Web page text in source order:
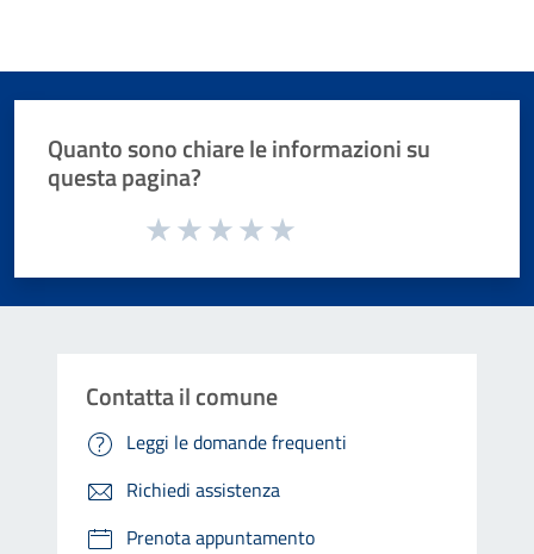
Quanto sono chiare le informazioni su
questa pagina?
Valuta da 1 a 5 stelle la pagina
Contatta il comune
Leggi le domande frequenti
Richiedi assistenza
Prenota appuntamento